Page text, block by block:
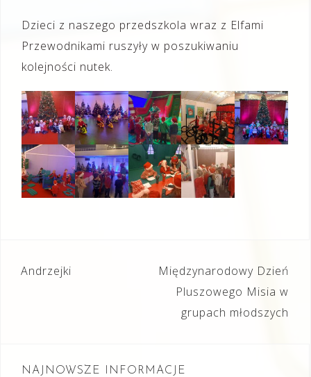
Dzieci z naszego przedszkola wraz z Elfami
Przewodnikami ruszyły w poszukiwaniu
kolejności nutek.
Nawigacja
Andrzejki
Międzynarodowy Dzień
Pluszowego Misia w
grupach młodszych
NAJNOWSZE INFORMACJE